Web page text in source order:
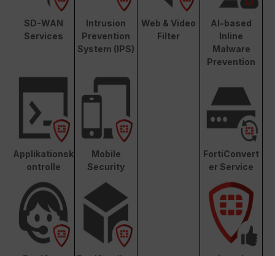
SD-WAN
Services
Intrusion
Prevention
System (IPS)
Web & Video
Filter
AI-based
Inline
Malware
Prevention
Applikationsk
ontrolle
Mobile
Security
FortiConvert
er Service